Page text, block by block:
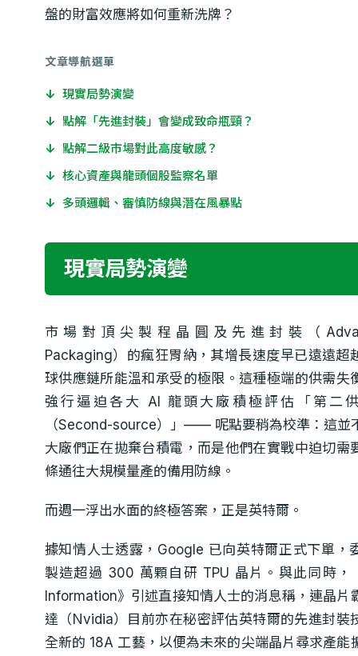
盤的財富效應將如何重新洗牌？
文章導航選單
↓ 現實局勢演變
↓ 點解「先進封裝」會變成致命瓶頸？
↓ 點解二級市場對此高度敏感？
↓ 核心資產與龍頭個股監察名單
↓ 多頭邏輯、審慎防線與潛在風暴點
現實局勢演變
市場對頂尖製程晶圓及先進封裝（
Packaging）的瘋狂胃納，其增長速度早已遠遠超
球供應鏈所能溫和承受的極限。這種極端的供需失
強行逼迫各大 AI 龍頭大廠積極評估「第二
（Second-source）」—— 呢點要稍為校準：這並
大廠們正在拋棄台積電，而是他們在實戰中迫切需
條通往大規模量產的備用防線。
而週一浮出水面的終極答案，正是英特爾。
據知情人士透露，Google 已向英特爾正式下單，
製造超過 300 萬顆自研 TPU 晶片。與此同時，
Information》引述直接知情人士的消息稱，連晶片
達（Nvidia）目前亦在秘密評估英特爾的先進封裝
全新的 18A 工藝，以便為未來的尖端晶片尋求產能